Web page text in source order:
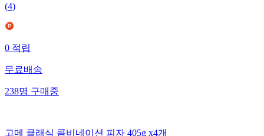
(4)
0적립
무료배송
238명구매중